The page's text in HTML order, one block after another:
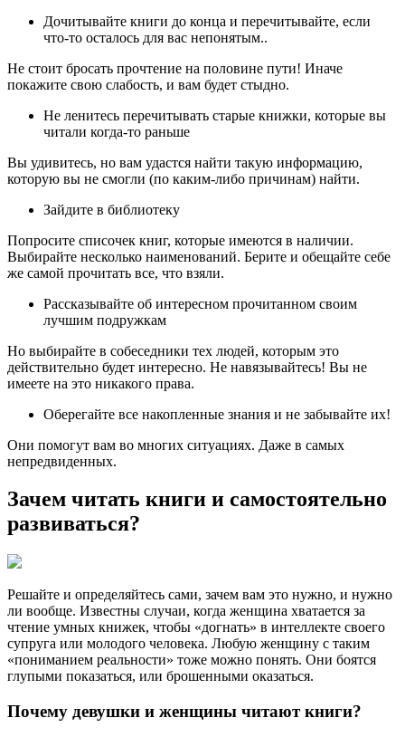
Дочитывайте книги до конца и перечитывайте, если
что-то осталось для вас непонятым..
Не стоит бросать прочтение на половине пути! Иначе
покажите свою слабость, и вам будет стыдно.
Не ленитесь перечитывать старые книжки, которые вы
читали когда-то раньше
Вы удивитесь, но вам удастся найти такую информацию,
которую вы не смогли (по каким-либо причинам) найти.
Зайдите в библиотеку
Попросите списочек книг, которые имеются в наличии.
Выбирайте несколько наименований. Берите и обещайте себе
же самой прочитать все, что взяли.
Рассказывайте об интересном прочитанном своим
лучшим подружкам
Но выбирайте в собеседники тех людей, которым это
действительно будет интересно. Не навязывайтесь! Вы не
имеете на это никакого права.
Оберегайте все накопленные знания и не забывайте их!
Они помогут вам во многих ситуациях. Даже в самых
непредвиденных.
Зачем читать книги и самостоятельно
развиваться?
Решайте и определяйтесь сами, зачем вам это нужно, и нужно
ли вообще. Известны случаи, когда женщина хватается за
чтение умных книжек, чтобы «догнать» в интеллекте своего
супруга или молодого человека. Любую женщину с таким
«пониманием реальности» тоже можно понять. Они боятся
глупыми показаться, или брошенными оказаться.
Почему девушки и женщины читают книги?